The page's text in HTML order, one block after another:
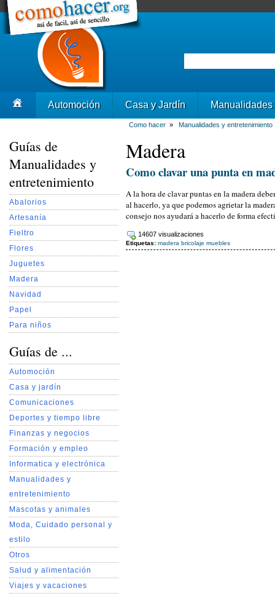
Automoción Casa y Jardín Manualidades
Como hacer » Manualidades y entretenimiento
Guías de
Manualidades y
entretenimiento
Abalorios
Artesanía
Fieltro
Flores
Juguetes
Madera
Navidad
Papel
Para niños
Guías de ...
Automoción
Casa y jardín
Comunicaciones
Deportes y tiempo libre
Finanzas y negocios
Formación y empleo
Informatica y electrónica
Manualidades y
entretenimiento
Mascotas y animales
Moda, Cuidado personal y
estilo
Otros
Salud y alimentación
Viajes y vacaciones
Madera
Como clavar una punta en
A la hora de clavar puntas en la madera
al hacerlo, ya que podemos agrietar la
consejo nos ayudará a hacerlo de forma
14607 visualizaciones
Etiquetas: madera bricolaje muebles